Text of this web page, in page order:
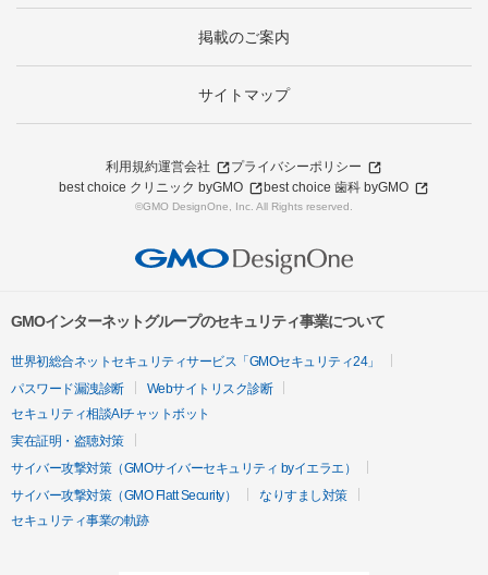
掲載のご案内
サイトマップ
利用規約運営会社
プライバシーポリシー
best choice クリニック byGMO
best choice 歯科 byGMO
©GMO DesignOne, Inc. All Rights reserved.
GMOインターネットグループのセキュリティ事業について
世界初総合ネットセキュリティサービス「GMOセキュリティ24」
パスワード漏洩診断
Webサイトリスク診断
セキュリティ相談AIチャットボット
実在証明・盗聴対策
サイバー攻撃対策（GMOサイバーセキュリティ byイエラエ）
サイバー攻撃対策（GMO Flatt Security）
なりすまし対策
セキュリティ事業の軌跡